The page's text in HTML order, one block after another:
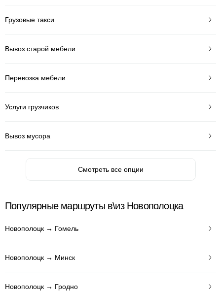
Грузовые такси
Вывоз старой мебели
Перевозка мебели
Услуги грузчиков
Вывоз мусора
Смотреть все опции
Популярные маршруты в\из Новополоцка
Новополоцк → Гомель
Новополоцк → Минск
Новополоцк → Гродно